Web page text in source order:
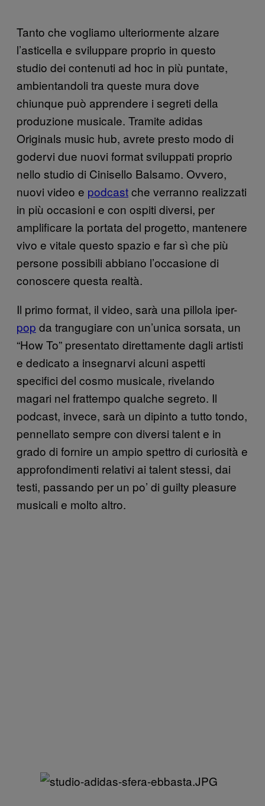
Tanto che vogliamo ulteriormente alzare
l’asticella e sviluppare proprio in questo
studio dei contenuti ad hoc in più puntate,
ambientandoli tra queste mura dove
chiunque può apprendere i segreti della
produzione musicale. Tramite adidas
Originals music hub, avrete presto modo di
godervi due nuovi format sviluppati proprio
nello studio di Cinisello Balsamo. Ovvero,
nuovi video e podcastche verranno realizzati
in più occasioni e con ospiti diversi, per
amplificare la portata del progetto, mantenere
vivo e vitale questo spazio e far sì che più
persone possibili abbiano l’occasione di
conoscere questa realtà.
Il primo format, il video, sarà una pillola iper-
pop da trangugiare con un’unica sorsata, un
“How To” presentato direttamente dagli artisti
e dedicato a insegnarvi alcuni aspetti
specifici del cosmo musicale, rivelando
magari nel frattempo qualche segreto. Il
podcast, invece, sarà un dipinto a tutto tondo,
pennellato sempre con diversi talent e in
grado di fornire un ampio spettro di curiosità e
approfondimenti relativi ai talent stessi, dai
testi, passando per un po’ di guilty pleasure
musicali e molto altro.